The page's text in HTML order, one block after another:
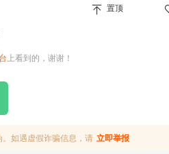
置顶
上看到的，谢谢！
如遇虚假诈骗信息，请 立即举报